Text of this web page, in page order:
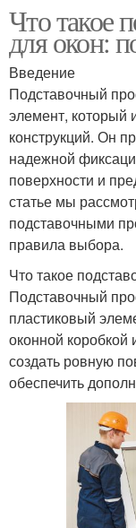
Что такое
для окон:
Введение
Подставочный
элемент, который
конструкций. Он
надежной
поверхности и
статье мы
подставочными
правила выбора.
Что такое
Подставочный
пластиковый
оконной
создать ровную
обеспечить